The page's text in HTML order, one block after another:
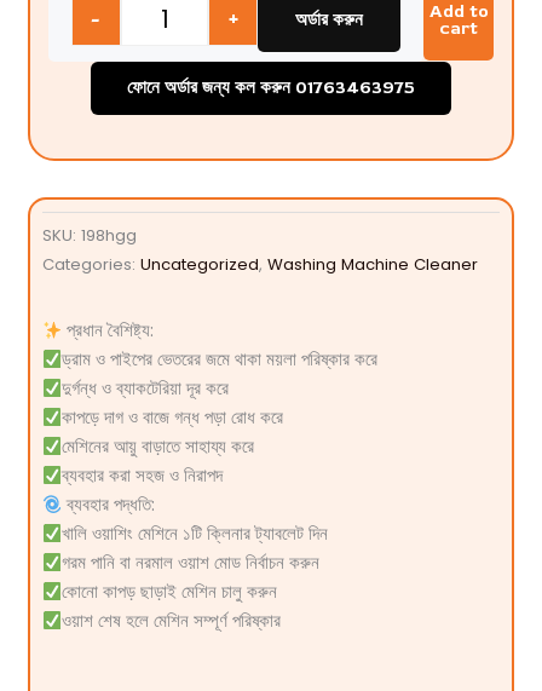
198hgg
Categories:Uncategorized ,Washing Machine Cleaner
প্রধান বৈশিষ্ট্য:
ড্রাম ও পাইপের ভেতরের জমে থাকা ময়লা পরিষ্কার করে
দুর্গন্ধ ও ব্যাকটেরিয়া দূর করে
কাপড়ে দাগ ও বাজে গন্ধ পড়া রোধ করে
মেশিনের আয়ু বাড়াতে সাহায্য করে
ব্যবহার পদ্ধতি:
খালি ওয়াশিং মেশিনে ১টি ক্লিনার ট্যাবলেট দিন
গরম পানি বা নরমাল ওয়াশ মোড নির্বাচন করুন
কোনো কাপড় ছাড়াই মেশিন চালু করুন
ওয়াশ শেষ হলে মেশিন সম্পূর্ণ পরিষ্কার